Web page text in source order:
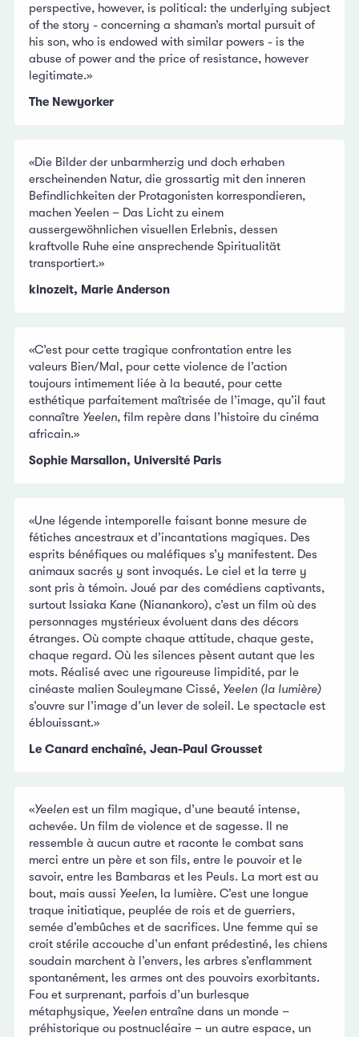
perspective, however, is political: the underlying subject
of the story - concerning a shaman’s mortal pursuit of
his son, who is endowed with similar powers - is the
abuse of power and the price of resistance, however
legitimate.»
The Newyorker
«Die Bilder der unbarmherzig und doch erhaben
erscheinenden Natur, die grossartig mit den inneren
Befindlichkeiten der Protagonisten korrespondieren,
machen Yeelen – Das Licht zu einem
aussergewöhnlichen visuellen Erlebnis, dessen
kraftvolle Ruhe eine ansprechende Spiritualität
transportiert.»
kinozeit, Marie Anderson
«C’est pour cette tragique confrontation entre les
valeurs Bien/Mal, pour cette violence de l’action
toujours intimement liée à la beauté, pour cette
esthétique parfaitement maîtrisée de l’image, qu’il faut
connaître Yeelen, film repère dans l’histoire du cinéma
africain.»
Sophie Marsallon, Université Paris
«Une légende intemporelle faisant bonne mesure de
fétiches ancestraux et d’incantations magiques. Des
esprits bénéfiques ou maléfiques s’y manifestent. Des
animaux sacrés y sont invoqués. Le ciel et la terre y
sont pris à témoin. Joué par des comédiens captivants,
surtout Issiaka Kane (Nianankoro), c’est un film où des
personnages mystérieux évoluent dans des décors
étranges. Où compte chaque attitude, chaque geste,
chaque regard. Où les silences pèsent autant que les
mots. Réalisé avec une rigoureuse limpidité, par le
cinéaste malien Souleymane Cissé, Yeelen (la lumière)
s’ouvre sur l’image d’un lever de soleil. Le spectacle est
éblouissant.»
Le Canard enchaîné, Jean-Paul Grousset
«Yeelen est un film magique, d’une beauté intense,
achevée. Un film de violence et de sagesse. Il ne
ressemble à aucun autre et raconte le combat sans
merci entre un père et son fils, entre le pouvoir et le
savoir, entre les Bambaras et les Peuls. La mort est au
bout, mais aussi Yeelen, la lumière. C’est une longue
traque initiatique, peuplée de rois et de guerriers,
semée d’embûches et de sacrifices. Une femme qui se
croit stérile accouche d’un enfant prédestiné, les chiens
soudain marchent à l’envers, les arbres s’enflamment
spontanément, les armes ont des pouvoirs exorbitants.
Fou et surprenant, parfois d’un burlesque
métaphysique, Yeelen entraîne dans un monde –
préhistorique ou postnucléaire – un autre espace, un